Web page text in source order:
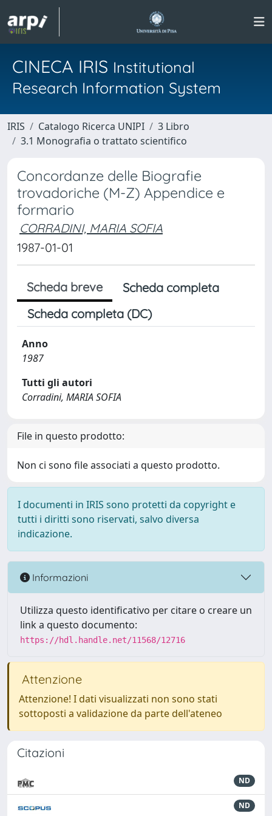
CINECA IRIS Institutional
Research Information System
IRIS Catalogo Ricerca UNIPI
3 Libro
3.1 Monografia o trattato scientifico
Concordanze delle Biografie
trovadoriche (M-Z) Appendice e
formario
CORRADINI, MARIA SOFIA
1987-01-01
Scheda breve
Scheda completa
Scheda completa (DC)
Anno
1987
Tutti gli autori
Corradini, MARIA SOFIA
File in questo prodotto:
Non ci sono file associati a questo prodotto.
I documenti in IRIS sono protetti da copyright e
tutti i diritti sono riservati, salvo diversa
indicazione.
Informazioni
Utilizza questo identificativo per citare o creare un
link a questo documento:
https://hdl.handle.net/11568/12716
Attenzione
Attenzione! I dati visualizzati non sono stati
sottoposti a validazione da parte dell'ateneo
Citazioni
ND
ND